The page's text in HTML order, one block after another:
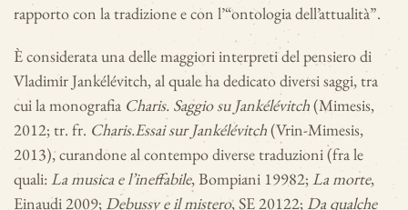
rapporto con la tradizione e con l’“ontologia dell’attualità”.
È considerata una delle maggiori interpreti del pensiero di
Vladimir Jankélévitch, al quale ha dedicato diversi saggi, tra
cui la monografia Charis. Saggio su Jankélévitch(Mimesis,
2012; tr. fr. Charis.Essai sur Jankélévitch(Vrin-Mimesis,
2013), curandone al contempo diverse traduzioni (fra le
quali:La musica e l’ineffabile, Bompiani 19982;La morte,
Einaudi 2009; Debussy e il mistero, SE 20122; Da qualche